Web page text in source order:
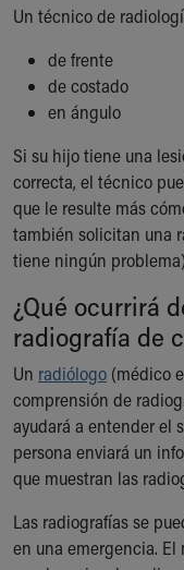
Un técnico de
de frente
de costado
en ángulo
Si su hijo tiene una
correcta, el técnico
que le resulte más
también solicitan una
tiene ningún
¿Qué ocurrirá
radiografía de
Un radiólogo (médico
comprensión de
ayudará a entender el
persona enviará un
que muestran las
Las radiografías se
en una emergencia.